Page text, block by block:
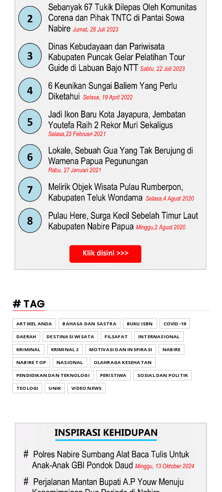
# TAG
ARTIKEL ANDA BAHASA DAN SASTRA BUKU ISBN
COVID-19
DAERAH
DESTINASI WISATA FILSAFAT
INTERNASIONAL
KRIMINAL
KRIMINAL 2 MOTIVASI DAN INSPIRASI
NABIRE
NABIRE TOP
NASIONAL
OLAHRAGA KESEHATAN
PENDIDIKAN DAN TEKNOLOGI
PERISTIWA
SOSIAL DAN POLITIK
TEOLOGI
UNIK VIDEO NEWS